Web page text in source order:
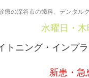
の深谷市の歯科、デンタル
水曜日・
トニング・インプ
新患・急